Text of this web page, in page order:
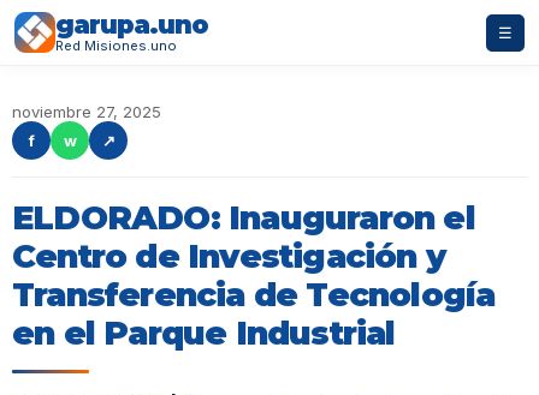
garupa.uno
Red Misiones.uno
☰
noviembre 27, 2025
f
w ↗
ELDORADO: Inauguraron el
Centro de Investigación y
Transferencia de Tecnología
en el Parque Industrial